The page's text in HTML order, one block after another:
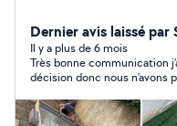
Dernier avis laissé par
Il y a plus de 6 mois
Très bonne communication
décision donc nous n’avons